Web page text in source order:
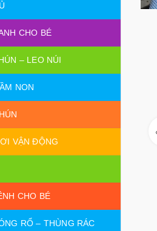
CHO BÉ
– LEO NÚI
NON
VẬN ĐỘNG
CHO BÉ
RỔ – THÙNG RÁC